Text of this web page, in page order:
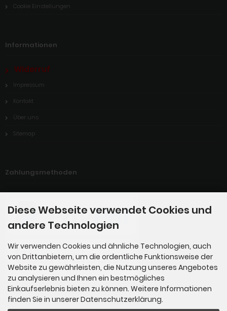
Cookie Einstellungen
Informationen
Widerruf
Impressum
Kontakt
Über uns
Sitemap
Zahlungsmethoden
Diese Webseite verwendet Cookies und
andere Technologien
Wir verwenden Cookies und ähnliche Technologien, auch
von Drittanbietern, um die ordentliche Funktionsweise der
Website zu gewährleisten, die Nutzung unseres Angebotes
zu analysieren und Ihnen ein bestmögliches
Einkaufserlebnis bieten zu können. Weitere Informationen
finden Sie in unserer Datenschutzerklärung.